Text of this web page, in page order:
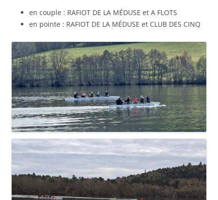
en couple : RAFIOT DE LA MÉDUSE et A FLOTS
en pointe : RAFIOT DE LA MÉDUSE et CLUB DES CINQ